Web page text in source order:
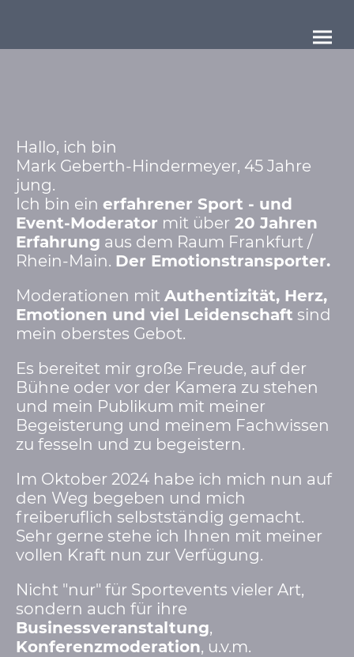
Hallo, ich bin
Mark Geberth-Hindermeyer, 45 Jahre
jung.
Ich bin ein erfahrener Sport - und
Event-Moderator mit über 20 Jahren
Erfahrung aus dem Raum Frankfurt /
Rhein-Main. Der Emotionstransporter.
Moderationen mit Authentizität, Herz,
Emotionen und viel Leidenschaft sind
mein oberstes Gebot.
Es bereitet mir große Freude, auf der
Bühne oder vor der Kamera zu stehen
und mein Publikum mit meiner
Begeisterung und meinem Fachwissen
zu fesseln und zu begeistern.
Im Oktober 2024 habe ich mich nun auf
den Weg begeben und mich
freiberuflich selbstständig gemacht.
Sehr gerne stehe ich Ihnen mit meiner
vollen Kraft nun zur Verfügung.
Nicht "nur" für Sportevents vieler Art,
sondern auch für ihre
Businessveranstaltung,
Konferenzmoderation, u.v.m.